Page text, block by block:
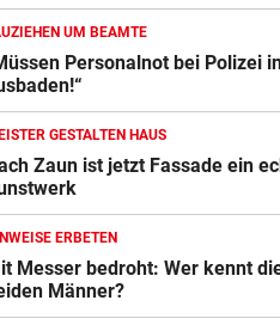
UM BEAMTE
Personalnot bei Polizei
GESTALTEN HAUS
Zaun ist jetzt Fassade ein
ERBETEN
Messer bedroht: Wer kennt
Männer?